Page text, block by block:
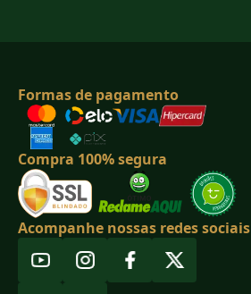
Formas de pagamento
Compra 100% segura
Acompanhe nossas redes sociais